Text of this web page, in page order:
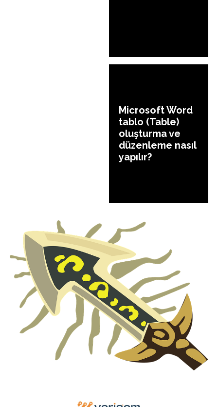
Microsoft Word
tablo (Table)
oluşturma ve
düzenleme nasıl
yapılır?